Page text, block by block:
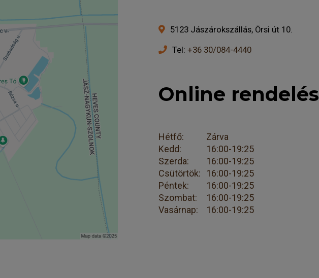
5123 Jászárokszállás, Örsi út 10.
Tel: +36 30/084-4440
Online rendelés
Hétfő:
Zárva
Kedd:
16:00-19:25
Szerda:
16:00-19:25
Csütörtök:
16:00-19:25
Péntek:
16:00-19:25
Szombat:
16:00-19:25
Vasárnap:
16:00-19:25